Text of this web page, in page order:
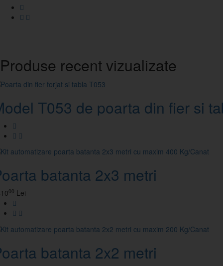
Produse recent vizualizate
T053 de poarta din fier si
batanta 2x3 metri
00 Lei
batanta 2x2 metri